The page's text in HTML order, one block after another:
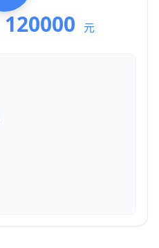
120000 元